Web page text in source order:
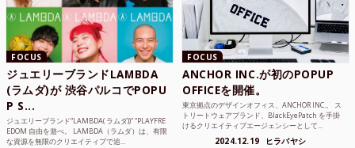
FOCUS
ジュエリーブランドLAMBDA
(ラムダ)が 渋谷パルコでPOPU
P S...
ジュエリーブランド“LAMBDA( ラムダ))” “PLAYFRE
EDOM 自由を遊べ。 LAMBDA（ラムダ）は、有限
な資源を無限のクリエイティブで追...
FOCUS
ANCHOR INC.が初のPOPUP
OFFICEを開催。
東京拠点のデザインオフィス、ANCHOR INC.。 ス
トリートウェアブランド、BlackEyePatch を手掛
けるクリエイティブエージェンシーとして...
2024.12.19 ヒラバヤシ